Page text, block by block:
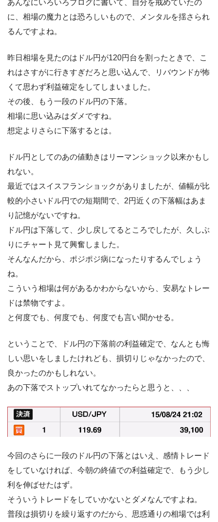
あんなにいろいろブログに書いて、自分を戒めていたの
に、相場の魔力とは恐ろしいもので、メンタルを揺さられ
るんですよね。
昨日相場を見たのはドル円が120円台を割ったときで、こ
れはさすがに行きすぎだろと思い込んで、リバウンドが怖
くて思わず利益確定をしてしまいました。
その後、もう一段のドル円の下落。
相場に思い込みはダメですね。
想定よりさらに下落するとは。
ドル円としてのあの値動きはリーマンショック以来かもし
れない。
最近ではスイスフランショックがありましたが、値幅が比
較的小さいドル円での短期間で、2円近くの下落幅はあま
り記憶がないですね。
ドル円は下落して、少し戻してるところでしたが、久しぶ
りにチャート見て興奮しました。
そんなんだから、ポジポジ病になったりするんでしょう
ね。
こういう相場は何があるかわからないから、安易なトレー
ドは禁物ですよ。
と何度でも、何度でも、何度でも言い聞かせる。
ということで、ドル円の下落前の利益確定で、なんとも悔
しい思いをしましたけれども、損切りじゃなかったので、
良かったのかもしれない。
あの下落でストップいれてなかったらと思うと、、、
今回のさらに一段のドル円の下落とはいえ、感情トレード
をしていなければ、今朝の終値での利益確定で、もう少し
利を伸ばせたはず。
そういうトレードをしていかないとダメなんですよね。
普段は損切りを繰り返すのだから、思惑通りの相場では利